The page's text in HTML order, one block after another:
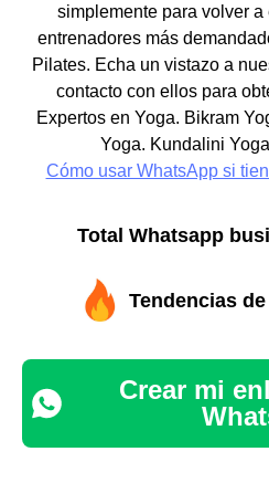
simplemente para volver
entrenadores más
Pilates. Echa un vistazo a
contacto con ellos para
Expertos en Yoga. Bikram
Yoga. Kundalini
Cómo usar WhatsApp si
Total Whatsapp
Tendencias
Crear mi